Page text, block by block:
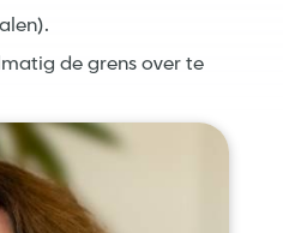
de grens over te